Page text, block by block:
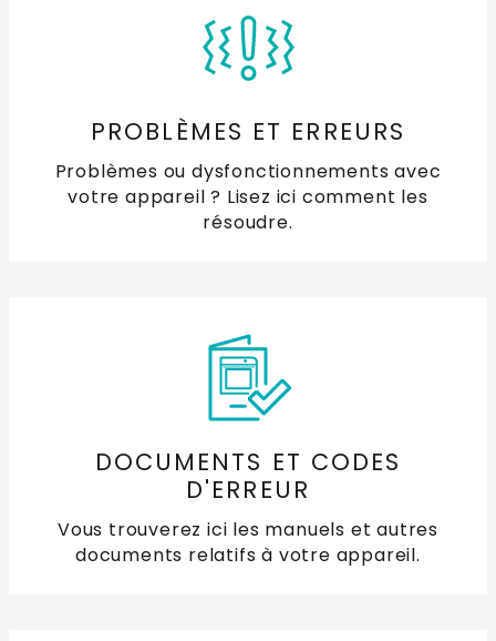
Comment nettoyer le chrome ?
PROBLÈMES ET ERREURS
Problèmes ou dysfonctionnements avec
votre appareil ? Lisez ici comment les
résoudre.
DOCUMENTS ET CODES
D'ERREUR
Vous trouverez ici les manuels et autres
documents relatifs à votre appareil.